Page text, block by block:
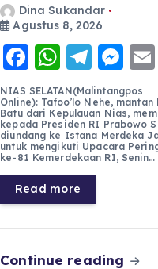
Dina Sukandar
Agustus 8, 2026
F
a
c
e
b
o
o
k
W
h
a
ts
A
p
p
T
el
e
g
r
a
m
M
e
ss
e
n
NIAS SELATAN(Malintangpos
Online): Tafoo’lo Nehe, mantan
Batu dari Kepulauan Nias,
kepada Presiden RI Prabowo
diundang ke Istana Merdeka
untuk mengikuti Upacara
ke-81 Kemerdekaan RI, Senin…
Read more
Continue reading